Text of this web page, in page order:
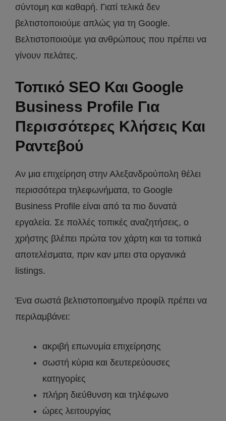
σύντομη και καθαρή. Γιατί τελικά δεν
βελτιστοποιούμε απλώς για τη Google.
Βελτιστοποιούμε για ανθρώπους που πρέπει να
γίνουν πελάτες.
Τοπικό SEO Και Google
Business Profile Για
Περισσότερες Κλήσεις Και
Ραντεβού
Αν μια επιχείρηση στην Αλεξανδρούπολη θέλει
περισσότερα τηλεφωνήματα, το Google
Business Profile είναι από τα πιο δυνατά
εργαλεία. Σε πολλές τοπικές αναζητήσεις, ο
χρήστης βλέπει πρώτα τον χάρτη και τα τοπικά
αποτελέσματα, πριν καν μπει στα οργανικά
listings.
Ένα σωστά βελτιστοποιημένο προφίλ πρέπει να
περιλαμβάνει:
ακριβή επωνυμία επιχείρησης
σωστή κύρια και δευτερεύουσες
κατηγορίες
πλήρη διεύθυνση και τηλέφωνο
ώρες λειτουργίας